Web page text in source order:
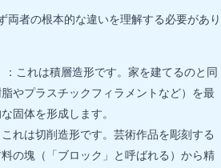
両者の根本的な違いを理解する必要があり
これは積層造形です。家を建てるのと同
やプラスチックフィラメントなど）を最
固体を形成します。
れは切削造形です。芸術作品を彫刻する
の塊（「ブロック」と呼ばれる）から精